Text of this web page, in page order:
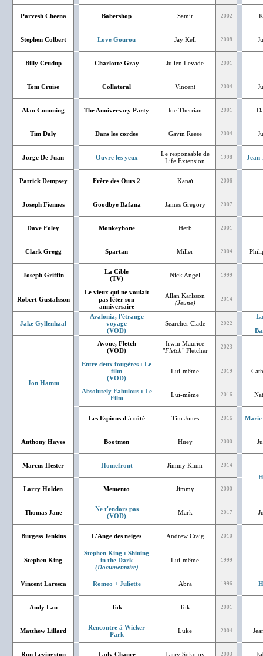
Parvesh Cheena Babershop Samir 2002
Stephen Colbert Love Gourou Jay Kell 2008
Billy Crudup Charlotte Gray Julien Levade 2001
Tom Cruise Collateral Vincent 2004
Alan Cumming The Anniversary Party Joe Therrian 2001
Tim Daly Dans les cordes Gavin Reese 2004
Jorge De Juan Ouvre les yeux
Le responsable de
Life Extension
1998
Patrick Dempsey Frère des Ours 2 Kanaï 2006
Joseph Fiennes Goodbye Bafana James Gregory 2007
Dave Foley Monkeybone Herb 2001
Clark Gregg Spartan Miller 2004
Joseph Griffin
La Cible
(TV)
Nick Angel 1999
Robert Gustafsson
Le vieux qui ne voulait
pas fêter son
anniversaire
Allan Karlsson
(Jeune)
2014
Jake Gyllenhaal
Avalonia, l'étrange
voyage
(VOD)
Searcher Clade 2022
Jon Hamm
Avoue, Fletch
(VOD)
Irwin Maurice
"Fletch" Fletcher 2023
Entre deux fougères : Le
film
(VOD)
Lui-même 2019
Absolutely Fabulous : Le
Film
Lui-même 2016
Les Espions d'à côté Tim Jones 2016
Anthony Hayes Bootmen Huey 2000
Marcus Hester Homefront Jimmy Klum 2014
Larry Holden
Memento Jimmy 2000
Thomas Jane
Ne t'endors pas
(VOD)
Mark 2017
Burgess Jenkins L'Ange des neiges Andrew Craig 2010
Stephen King
Stephen King : Shining
in the Dark
(Documentaire)
Lui-même 1999
Vincent Laresca Romeo + Juliette Abra 1996
Andy Lau Tok Tok 2001
Matthew Lillard
Rencontre à Wicker
Park
Luke 2004
Ron Levingston Lady Chance Larry Sokolov 2003